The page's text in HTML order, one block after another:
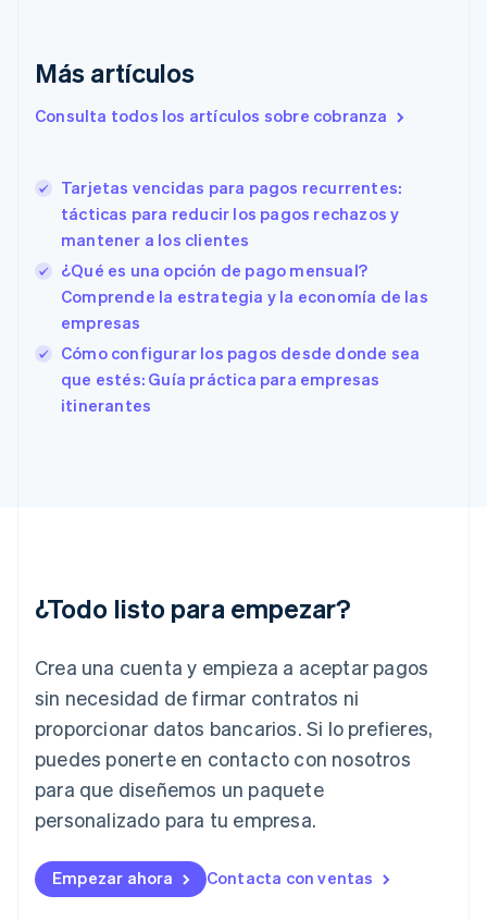
Más artículos
Consulta todos los artículos sobre cobranza
Tarjetas vencidas para pagos recurrentes:
tácticas para reducir los pagos rechazos y
mantener a los clientes
¿Qué es una opción de pago mensual?
Comprende la estrategia y la economía de las
empresas
Cómo configurar los pagos desde donde sea
que estés: Guía práctica para empresas
itinerantes
¿Todo listo para empezar?
Crea una cuenta y empieza a aceptar pagos
sin necesidad de firmar contratos ni
proporcionar datos bancarios. Si lo prefieres,
puedes ponerte en contacto con nosotros
para que diseñemos un paquete
personalizado para tu empresa.
Empezar ahora Contacta con ventas
English
Emiratos Árabes Unidos
Eslovenia
English
España
EspañolEnglish
Estados Unidos
English Español 简体中文
Estonia
English
Finlandia
EnglishSvenska
Francia
Irlanda
Italia
English
Japón
日本語English
Letonia
Liechtenstein
DeutschEnglish
English
Luxemburgo